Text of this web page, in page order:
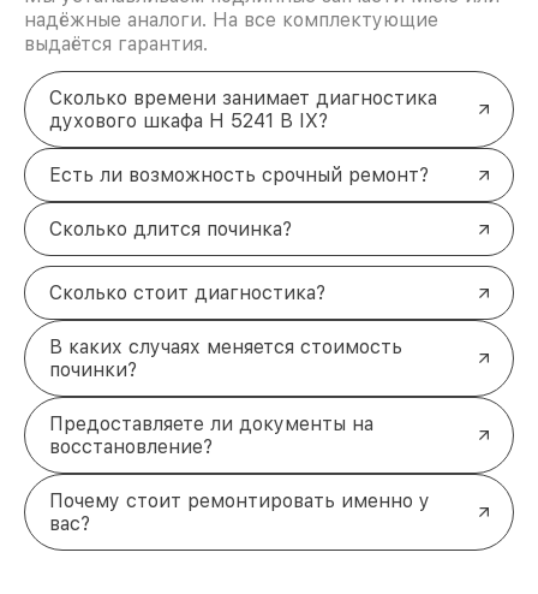
надёжные аналоги. На все комплектующие
выдаётся гарантия.
Сколько времени занимает диагностика
духового шкафа H 5241 B IX?
Есть ли возможность срочный ремонт?
Сколько длится починка?
Сколько стоит диагностика?
В каких случаях меняется стоимость
починки?
Предоставляете ли документы на
восстановление?
Почему стоит ремонтировать именно у
вас?